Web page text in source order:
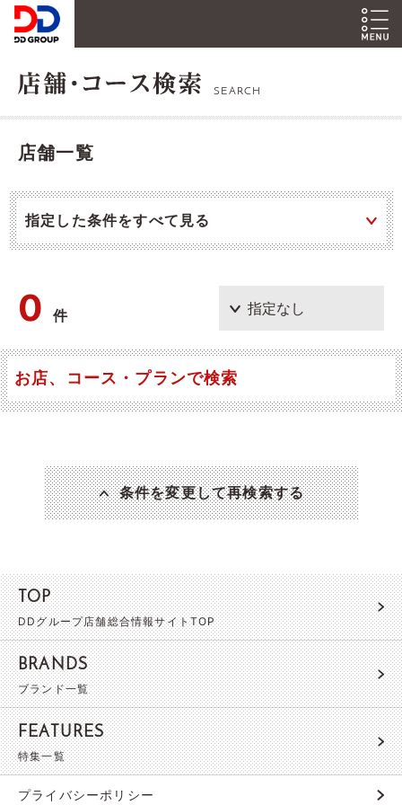
SEARCH
店舗一覧
指定した条件をすべて見る
0件
お店、コース・プランで検索
条件を変更して再検索する
TOP
DDグループ店舗総合情報サイトTOP
BRANDS
ブランド一覧
FEATURES
特集一覧
プライバシーポリシー